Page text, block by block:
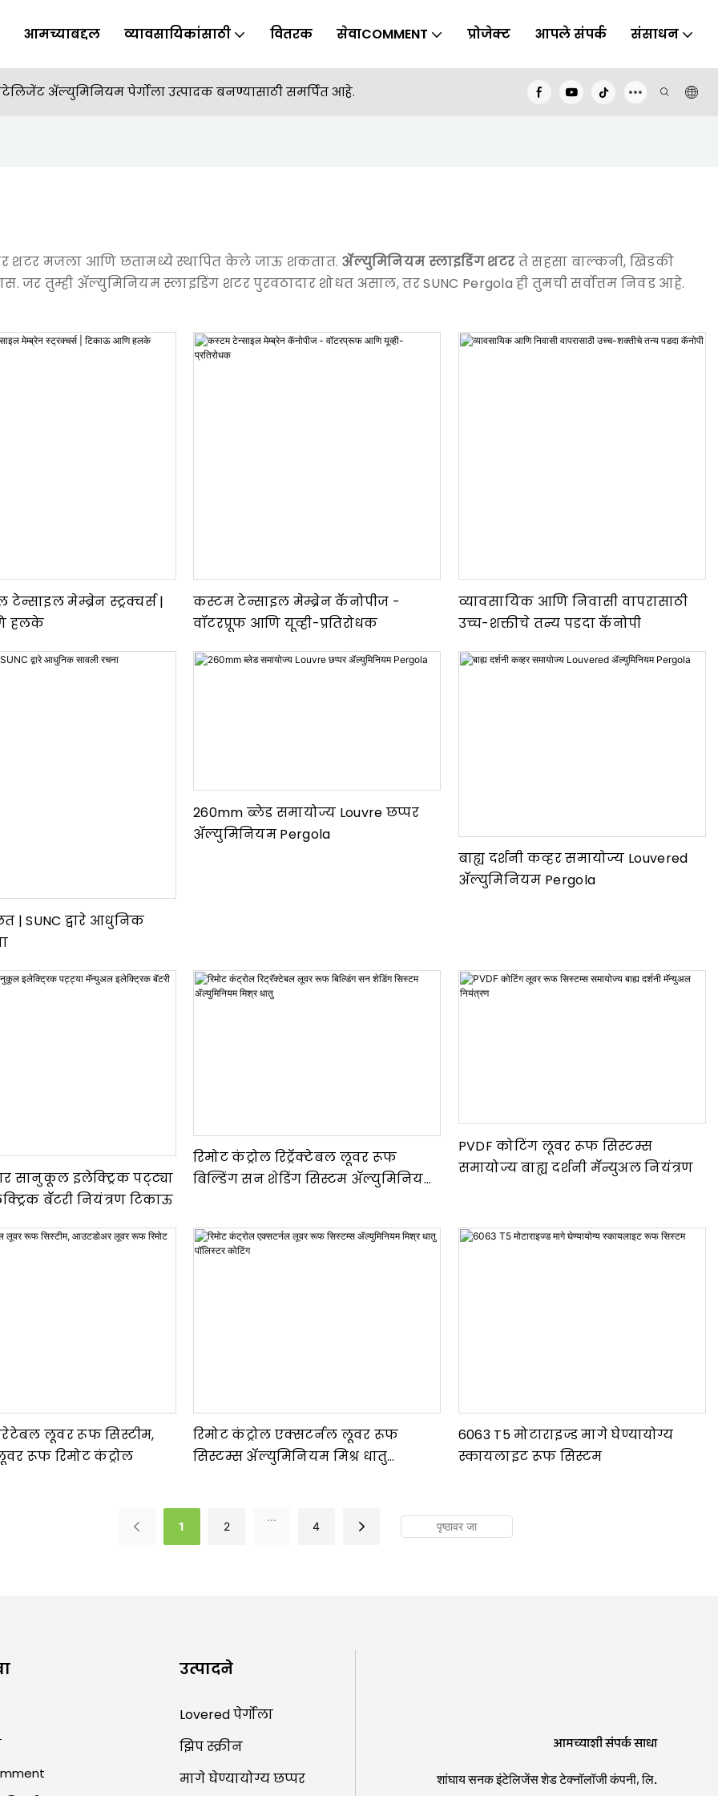
आमच्याबद्दल व्यावसायिकांसाठी वितरक सेवाCOMMENT प्रोजेक्ट आपले संपर्क संसाधन
ॲल्युमिनियम पेर्गोला उत्पादक बनण्यासाठी समर्पित आहे.
शटर मजला आणि छतामध्ये स्थापित केले जाऊ शकतात. ॲल्युमिनियम स्लाइडिंग शटरते सहसा बाल्कनी, खिडकी
जर तुम्ही ॲल्युमिनियम स्लाइडिंग शटर पुरवठादार शोधत असाल, तर SUNC Pergola ही तुमची सर्वोत्तम निवड आहे.
मेम्ब्रेन स्ट्रक्चर्स |
हलके
कस्टम टेन्साइल मेम्ब्रेन कॅनोपीज -
वॉटरप्रूफ आणि यूव्ही-प्रतिरोधक
व्यावसायिक आणि निवासी वापरासाठी
उच्च-शक्तीचे तन्य पडदा कॅनोपी
| SUNC द्वारे आधुनिक
260mm ब्लेड समायोज्य Louvre छप्पर
ॲल्युमिनियम Pergola
बाह्य दर्शनी कव्हर समायोज्य Louvered
ॲल्युमिनियम Pergola
सानुकूल इलेक्ट्रिक पट्ट्या
बॅटरी नियंत्रण टिकाऊ
रिमोट कंट्रोल रिट्रॅक्टेबल लूवर रूफ
बिल्डिंग सन शेडिंग सिस्टम ॲल्युमिनियम
PVDF कोटिंग लूवर रूफ सिस्टम्स
समायोज्य बाह्य दर्शनी मॅन्युअल नियंत्रण
लूवर रूफ सिस्टीम,
रूफ रिमोट कंट्रोल
रिमोट कंट्रोल एक्सटर्नल लूवर रूफ
सिस्टम्स ॲल्युमिनियम मिश्र धातु
6063 T5 मोटाराइज्ड मागे घेण्यायोग्य
स्कायलाइट रूफ सिस्टम
1 2
...
4
उत्पादने
Lovered पेर्गोला
झिप स्क्रीन
मागे घेण्यायोग्य छप्पर
आमच्याशी संपर्क साधा
शांघाय सनक इंटेलिजेंस शेड टेक्नॉलॉजी कंपनी, लि.